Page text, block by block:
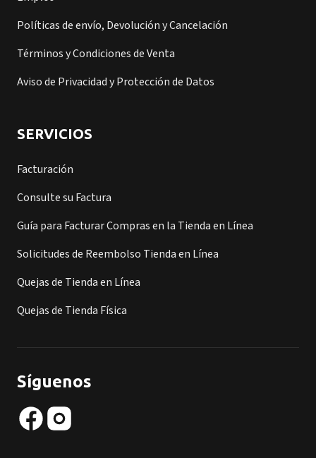
Políticas de envío, Devolución y Cancelación
Términos y Condiciones de Venta
Aviso de Privacidad y Protección de Datos
SERVICIOS
Facturación
Consulte su Factura
Guía para Facturar Compras en la Tienda en Línea
Solicitudes de Reembolso Tienda en Línea
Quejas de Tienda en Línea
Quejas de Tienda Física
Síguenos